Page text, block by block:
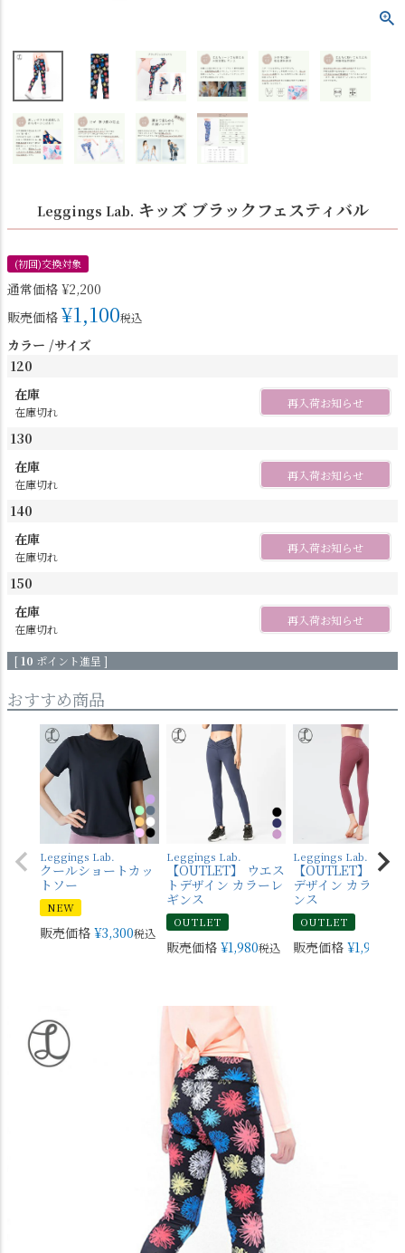
Leggings Lab. キッズ ブラックフェスティバル
(初回)交換対象
通常価格 ¥2,200
販売価格 ¥1,100税込
カラー サイズ
120
在庫
在庫切れ
再入荷お知らせ
130
在庫
在庫切れ
再入荷お知らせ
140
在庫
在庫切れ
再入荷お知らせ
150
在庫
在庫切れ
再入荷お知らせ
[10 ポイント進呈 ]
おすすめ商品
Leggings Lab.
クールショートカッ
トソー
NEW
販売価格 ¥3,300税込
Leggings Lab.
【OUTLET】 ウエス
トデザイン カラーレ
ギンス
OUTLET
販売価格 ¥1,980税込
Leggings Lab.
【OUTLET】 バッ
デザイン カラーレ
ンス
OUTLET
販売価格 ¥1,980